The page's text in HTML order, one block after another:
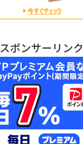
スポンサーリンク